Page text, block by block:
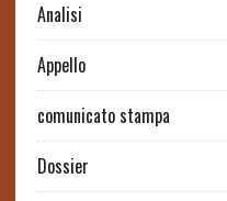
Analisi
Appello
comunicato stampa
Dossier